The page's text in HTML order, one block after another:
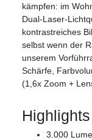
kämpfen: im
Dual-Laser-
kontrastreiches
selbst wenn der
unserem
Schärfe,
(1,6x Zoom +
Highlights
3.000